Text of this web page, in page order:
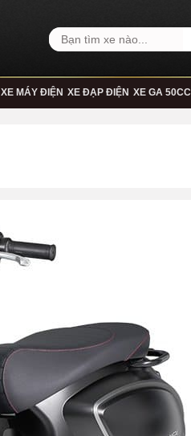
XE MÁY ĐIỆN XE ĐẠP ĐIỆN XE GA 50CC